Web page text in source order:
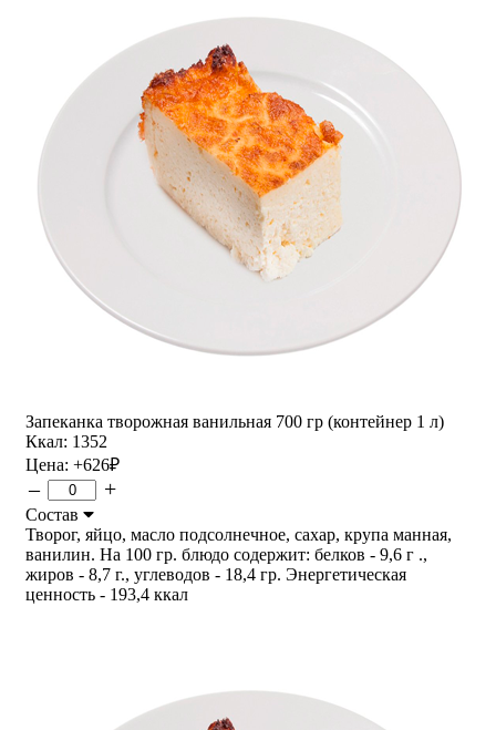
Запеканка творожная ванильная 700 гр (контейнер 1 л)
Ккал: 1352
Цена: +626₽
– +
Состав
Творог, яйцо, масло подсолнечное, сахар, крупа манная,
ванилин. На 100 гр. блюдо содержит: белков - 9,6 г .,
жиров - 8,7 г., углеводов - 18,4 гр. Энергетическая
ценность - 193,4 ккал